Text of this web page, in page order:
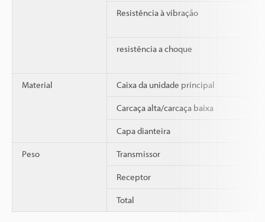
Resistência à vibração
resistência a choque
Material Caixa da unidade principal
Carcaça alta/carcaça baixa
Capa dianteira
Peso Transmissor
Receptor
Total